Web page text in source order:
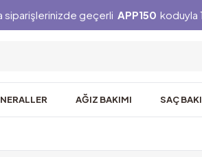
siparişlerinizde geçerli APP150 koduyla
AĞIZ BAKIMI SAÇ